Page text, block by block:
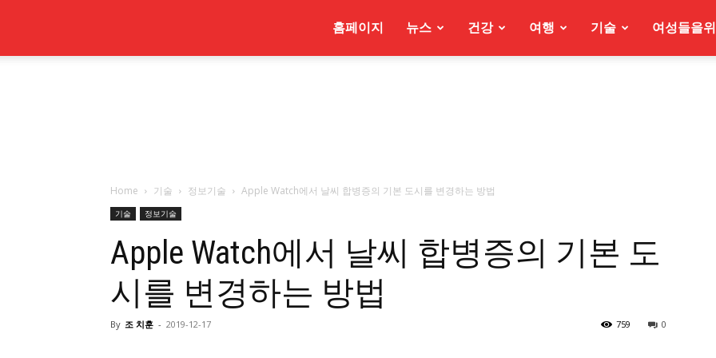
홈페이지 뉴스 건강 여행 기술 여성들을
Home 기술 정보기술 Apple Watch에서 날씨 합병증의 기본 도시를 변경하는 방법
기술 정보기술
Apple Watch에서 날씨 합병증의 기본 도
시를 변경하는 방법
By 조 치훈 - 2019-12-17 0
759